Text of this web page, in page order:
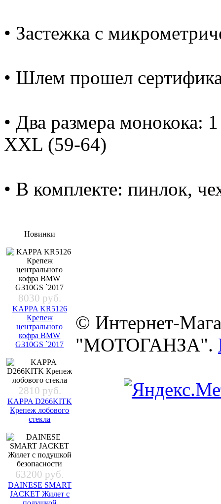
• Застежка с
• Шлем прошел
• Два размера монокока:
XXL (59-64)
• В комплекте: пинлок,
Новинки
8030 руб.
KAPPA KR5126
Крепеж
центрального
кофра BMW
G310GS `2017
2810 руб.
KAPPA D266KITK
Крепеж лобового
стекла
63200 руб.
DAINESE SMART
JACKET Жилет с
© Интернет-
"МОТОГАНЗА".